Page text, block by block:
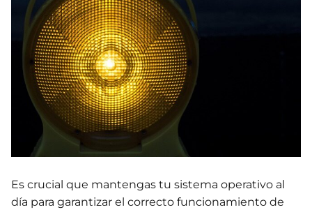
Es crucial que mantengas tu sistema operativo al
día para garantizar el correcto funcionamiento de